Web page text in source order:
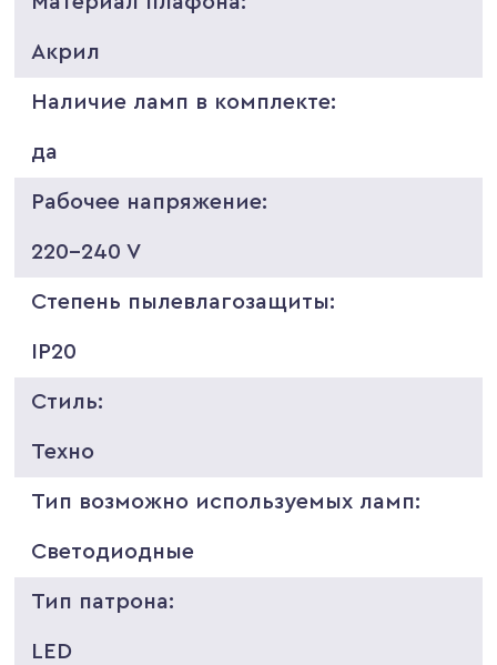
Акрил
Наличие ламп в комплекте:
да
Рабочее напряжение:
220-240 V
Степень пылевлагозащиты:
IP20
Стиль:
Техно
Тип возможно используемых ламп:
Светодиодные
Тип патрона:
LED